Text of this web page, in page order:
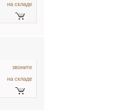
на складе
звоните
на складе